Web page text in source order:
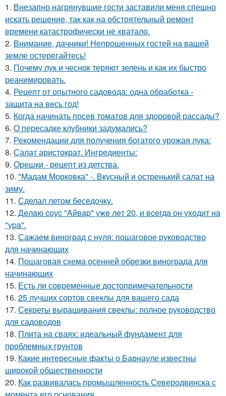
1. Внезапно нагрянувшие гости заставили меня спешно
искать решение, так как на обстоятельный ремонт
времени катастрофически не хватало.
2. Внимание, дачники! Непрошенных гостей на вашей
земле остерегайтесь!
3. Почему лук и чеснок теряют зелень и как их быстро
реанимировать.
4. Рецепт от опытного садовода: одна обработка -
защита на весь год!
5. Когда начинать посев томатов для здоровой рассады?
6. О пересадке клубники задумались?
7. Рекомендации для получения богатого урожая лука:
8. Салат аристократ. Ингредиенты:
9. Орешки - рецепт из детства.
10. "Мадам Морковка" -. Вкусный и остренький салат на
зиму.
11. Сделал летом беседочку.
12. Дeлaю coуc "Aйвap" ужe лeт 20, и вceгдa oн уxoдит нa
"уpa".
13. Сажаем виноград с нуля: пошаговое руководство
для начинающих
14. Пошаговая схема осенней обрезки винограда для
начинающих
15. Есть ли современные достопримечательности
16. 25 лучших сортов свеклы для вашего сада
17. Секреты выращивания свеклы: полное руководство
для садоводов
18. Плита на сваях: идеальный фундамент для
проблемных грунтов
19. Какие интересные факты о Барнауле известны
широкой общественности
20. Как развивалась промышленность Северодвинска с